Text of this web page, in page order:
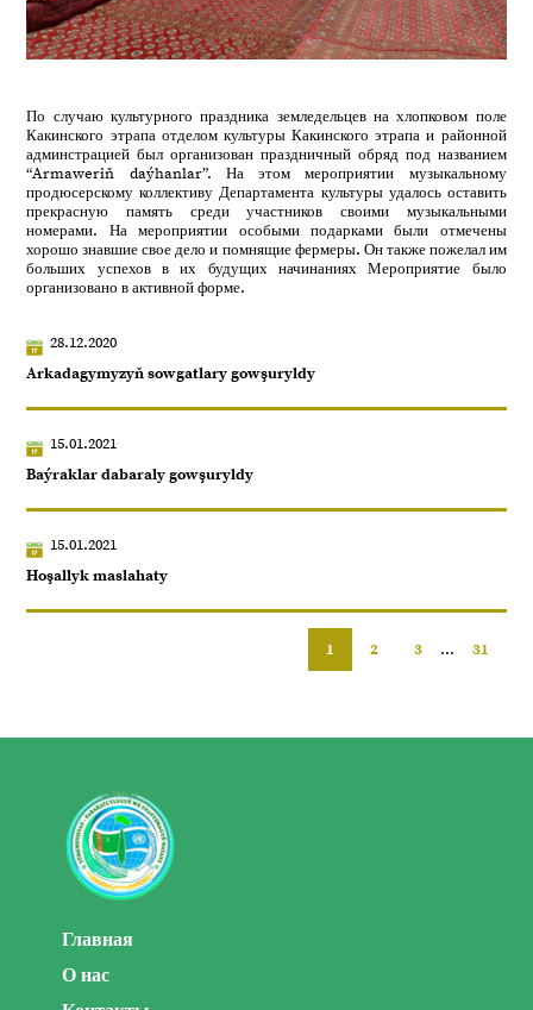
По случаю культурного праздника земледельцев на хлопковом поле
Какинского этрапа отделом культуры Какинского этрапа и районной
админстрацией был организован праздничный обряд под названием
“Armaweriň daýhanlar”. На этом мероприятии музыкальному
продюсерскому коллективу Департамента культуры удалось оставить
прекрасную память среди участников своими музыкальными
номерами. На мероприятии особыми подарками были отмечены
хорошо знавшие свое дело и помнящие фермеры. Он также пожелал им
больших успехов в их будущих начинаниях Мероприятие было
организовано в активной форме.
28.12.2020
Arkadagymyzyň sowgatlary gowşuryldy
15.01.2021
Baýraklar dabaraly gowşuryldy
15.01.2021
Hoşallyk maslahaty
1 2 3 ... 31
Главная
О нас